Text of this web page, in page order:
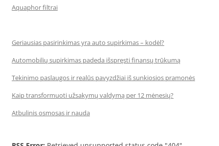
Aquaphor filtrai
Geriausias pasirinkimas yra auto supirkimas – kodėl?
Automobilių supirkimas padeda išspręsti finansų trūkumą
Tekinimo paslaugos ir realūs pavyzdžiai iš sunkiosios pramonės
Kaip transformuoti užsakymų valdymą per 12 mėnesių?
Atbulinis osmosas ir nauda